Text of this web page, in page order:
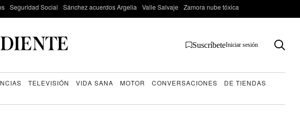
Seguridad Social Sánchez acuerdos Argelia Valle Salvaje Zamora nube tóxica
SuscríbeteIniciar sesión
TELEVISIÓN VIDA SANA MOTOR CONVERSACIONES
DE TIENDAS